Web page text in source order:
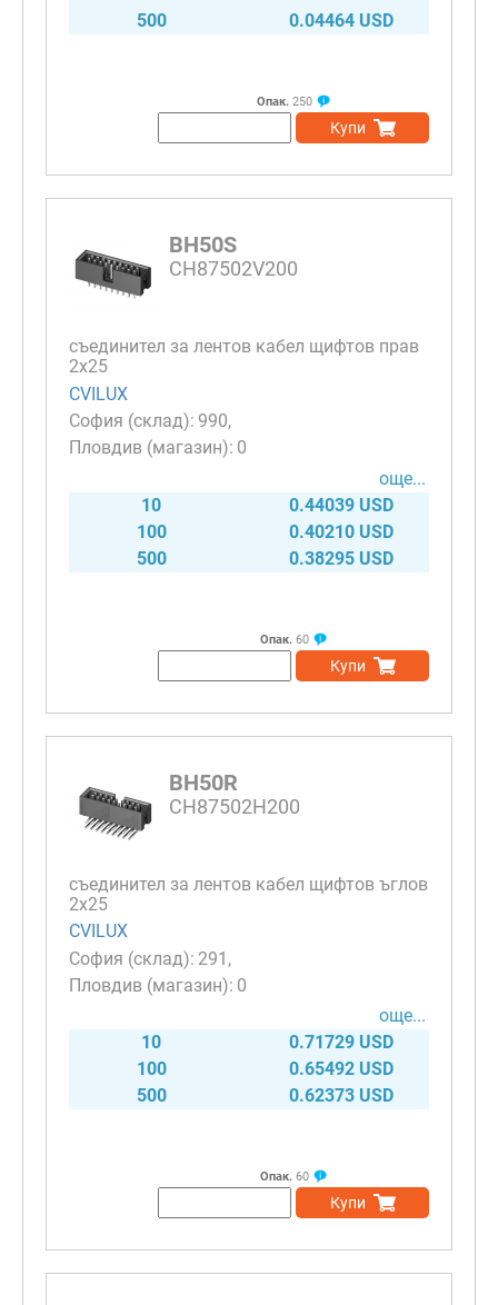
500
0.04464 USD
Опак. 250
Купи
BH50S
CH87502V200
съединител за лентов кабел щифтов прав
2х25
CVILUX
990
0
още...
10
0.44039 USD
100
0.40210 USD
500
0.38295 USD
Опак. 60
Купи
BH50R
CH87502H200
съединител за лентов кабел щифтов ъглов
2х25
CVILUX
291
0
още...
10
0.71729 USD
100
0.65492 USD
500
0.62373 USD
Опак. 60
Купи